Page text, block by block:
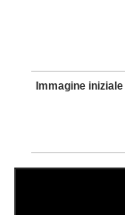
Immagine iniziale